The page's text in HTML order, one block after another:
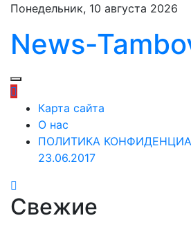
Перейти
содержимому
Понедельник, 10 августа 2026
News-
Карта сайта
О нас
ПОЛИТИКА
23.06.2017
Свежие